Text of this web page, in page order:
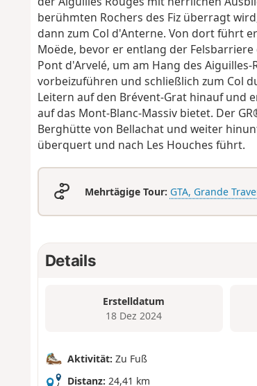
berühmten Rochers des Fiz überragt
dann zum Col d'Anterne. Von dort führt
Moëde, bevor er entlang der
Pont d'Arvelé, um am Hang des
vorbeizuführen und schließlich zum Col
Leitern auf den Brévent-Grat hinauf und
auf das Mont-Blanc-Massiv bietet. Der
Berghütte von Bellachat und weiter
überquert und nach Les Houches führt.
Mehrtägige Tour: GTA, Grande
Details
Erstelldatum
18 Dez 2024
Aktivität: Zu Fuß
Distanz: 24,41 km